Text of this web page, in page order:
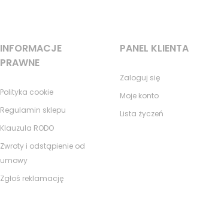
INFORMACJE
PRAWNE
Polityka cookie
Regulamin sklepu
Klauzula RODO
Zwroty i odstąpienie od
umowy
Zgłoś reklamację
PANEL KLIENTA
Zaloguj się
Moje konto
Lista życzeń